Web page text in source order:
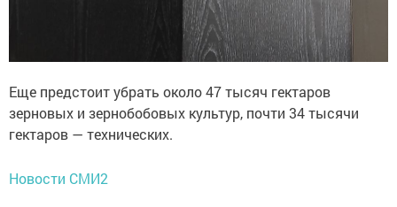
Еще предстоит убрать около 47 тысяч гектаров
зерновых и зернобобовых культур, почти 34 тысячи
гектаров — технических.
Новости СМИ2